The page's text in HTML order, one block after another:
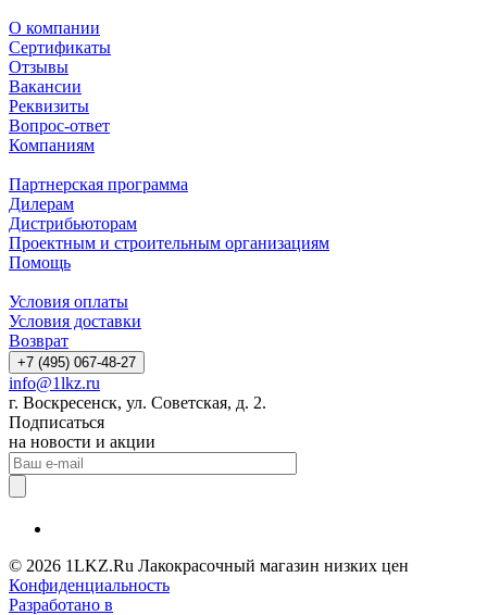
О компании
Сертификаты
Отзывы
Вакансии
Реквизиты
Вопрос-ответ
Компаниям
Партнерская программа
Дилерам
Дистрибьюторам
Проектным и строительным организациям
Помощь
Условия оплаты
Условия доставки
Возврат
+7 (495) 067-48-27
info@1lkz.ru
г. Воскресенск, ул. Советская, д. 2.
Подписаться
на новости и акции
© 2026 1LKZ.Ru Лакокрасочный магазин низких цен
Конфиденциальность
Разработано в